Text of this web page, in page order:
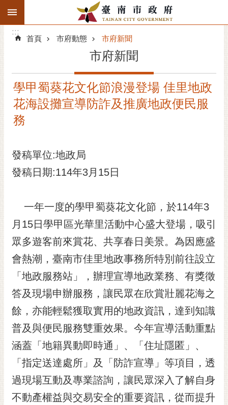
跳到主要內容區塊
搜
階
精彩府城
市府動態
市民互動
黃
偉
哲
光
花
桐
花
網
站
:::
:::
首頁 市府動態 市府新聞
市府新聞
學甲蜀葵花文化節浪漫登場 佳里地政
花海設攤宣導防詐及推廣地政便民服
務
發稿單位:地政局
發稿日期:114年3月15日
一年一度的學甲蜀葵花文化節，於114年3
月15日學甲區光華里活動中心盛大登場，吸引
眾多遊客前來賞花、共享春日美景。為因應盛
會熱潮，臺南市佳里地政事務所特別前往設立
「地政服務站」，辦理宣導地政業務、有獎徵
答及現場申辦服務，讓民眾在欣賞壯麗花海之
餘，亦能輕鬆獲取實用的地政資訊，達到知識
普及與便民服務雙重效果。今年宣導活動重點
涵蓋「地籍異動即時通」、「住址隱匿」、
「指定送達處所」及「防詐宣導」等項目，透
過現場互動及專業諮詢，讓民眾深入了解自身
不動產權益與交易安全的重要資訊，從而提升